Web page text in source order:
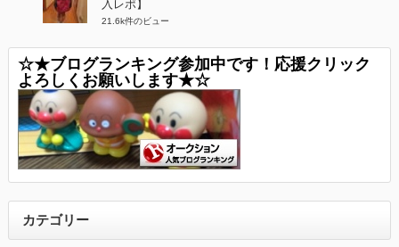
入レポ】
21.6k件のビュー
☆★ブログランキング参加中です！応援クリック
よろしくお願いします★☆
カテゴリー